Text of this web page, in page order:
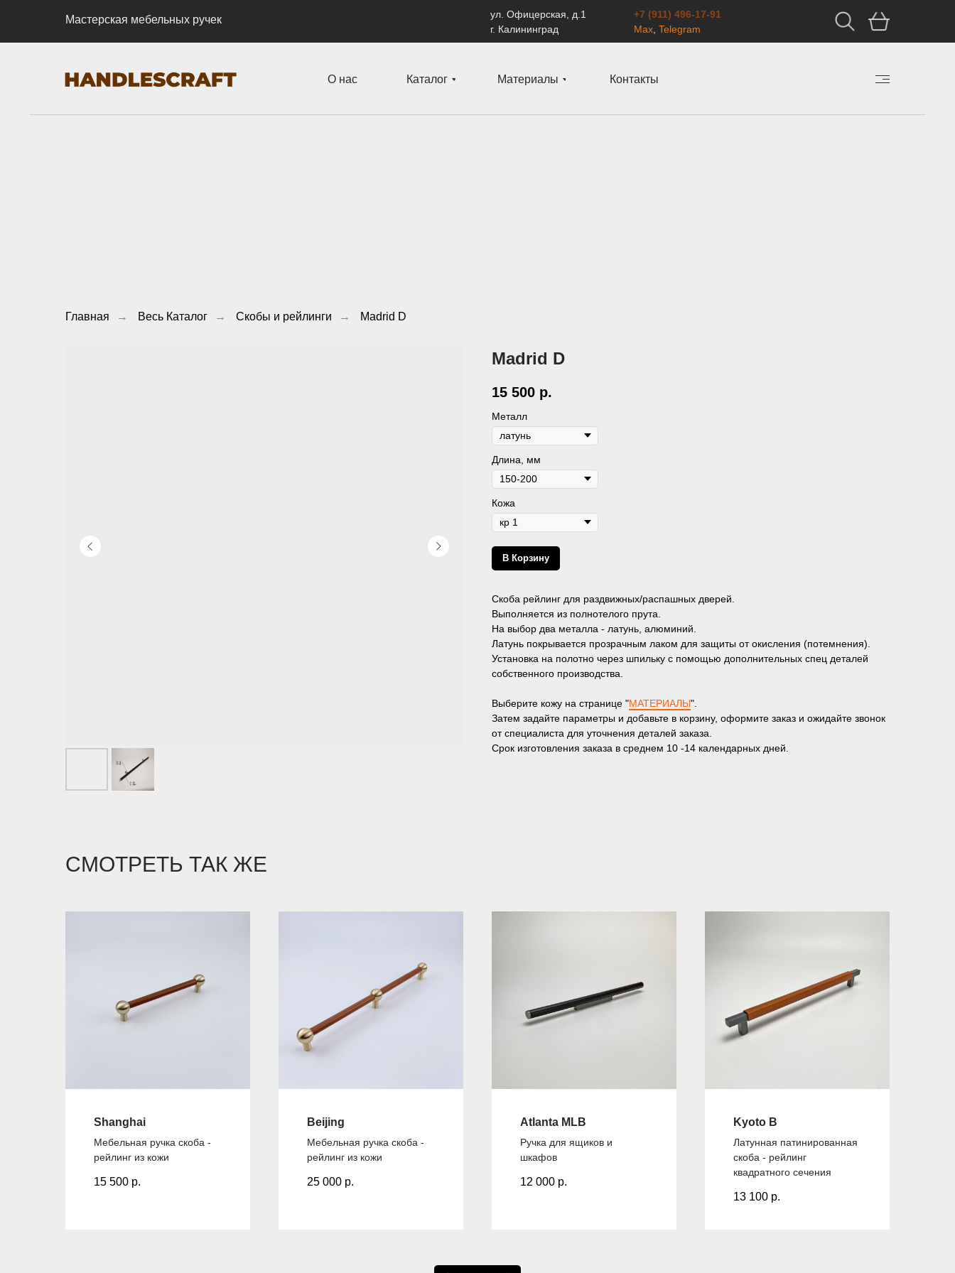
Мастерская мебельных ручек
+7 (911) 496-17-91
Max Telegram
ул. Офицерская, д.1
г. Калининград
О нас Каталог Материалы Контакты
Главная → Весь Каталог → Скобы и рейлинги → Madrid D
Madrid D
15 500 р.
Металл
Длина, мм
Кожа
В Корзину
Скоба рейлинг для раздвижных/распашных дверей.
Выполняется из полнотелого прута.
На выбор два металла - латунь, алюминий.
Латунь покрывается прозрачным лаком для защиты от окисления (потемнения).
Установка на полотно через шпильку с помощью дополнительных спец деталей
собственного производства.
Выберите кожу на странице "МАТЕРИАЛЫ".
Затем задайте параметры и добавьте в корзину, оформите заказ и ожидайте звонок
от специалиста для уточнения деталей заказа.
Срок изготовления заказа в среднем 10 -14 календарных дней.
СМОТРЕТЬ ТАК ЖЕ
Shanghai
Мебельная ручка скоба -
рейлинг из кожи
15 500 р.
Beijing
Мебельная ручка скоба -
рейлинг из кожи
25 000 р.
Atlanta MLB
Ручка для ящиков и
шкафов
12 000 р.
Kyoto B
Латунная патинированная
скоба - рейлинг
квадратного сечения
13 100 р.